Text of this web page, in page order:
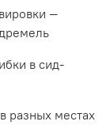
—
в сид-
разных местах